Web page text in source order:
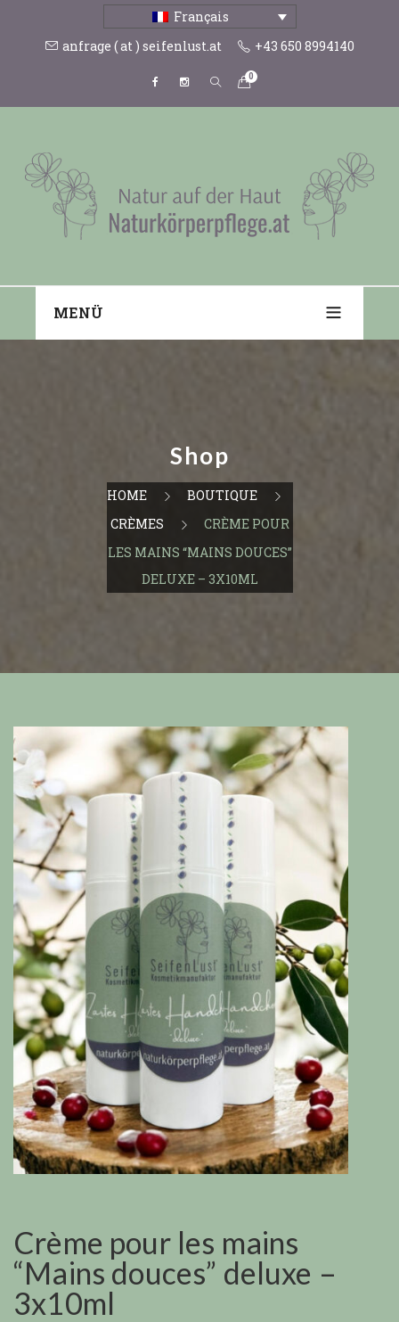
Français
anfrage ( at ) seifenlust.at
+43 650 8994140
0
MENÜ
Shop
HOME
BOUTIQUE
CRÈMES
CRÈME POUR
LES MAINS “MAINS DOUCES”
DELUXE – 3X10ML
Crème pour les mains
“Mains douces” deluxe –
3x10ml